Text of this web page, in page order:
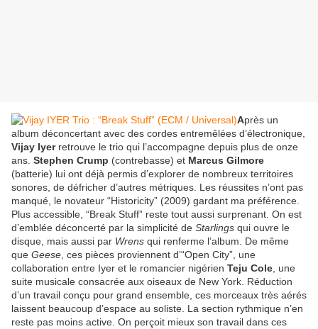
Après un
album déconcertant avec des cordes entremêlées d’électronique,
Vijay Iyerretrouve le trio qui l’accompagne depuis plus de onze
ans. Stephen Crump (contrebasse) et Marcus Gilmore
(batterie) lui ont déjà permis d’explorer de nombreux territoires
sonores, de défricher d’autres métriques. Les réussites n’ont pas
manqué, le novateur “Historicity” (2009) gardant ma préférence.
Plus accessible, “Break Stuff” reste tout aussi surprenant. On est
d’emblée déconcerté par la simplicité de Starlings qui ouvre le
disque, mais aussi par Wrens qui renferme l’album. De même
que Geese , ces pièces proviennent d’“Open City”, une
collaboration entre Iyer et le romancier nigérien Teju Cole , une
suite musicale consacrée aux oiseaux de New York. Réduction
d’un travail conçu pour grand ensemble, ces morceaux très aérés
laissent beaucoup d’espace au soliste. La section rythmique n’en
reste pas moins active. On perçoit mieux son travail dans ces